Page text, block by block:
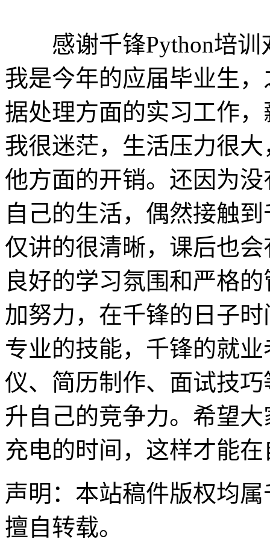
感谢千锋Python培训
我是今年的应届毕业生
据处理方面的实习工作
我很迷茫，生活压力很
他方面的开销。还因为
自己的生活，偶然接触
仅讲的很清晰，课后也
良好的学习氛围和严格
加努力，在千锋的日子
专业的技能，千锋的就
仪、简历制作、面试技
升自己的竞争力。希望
充电的时间，这样才能
声明：本站稿件版权均
擅自转载。